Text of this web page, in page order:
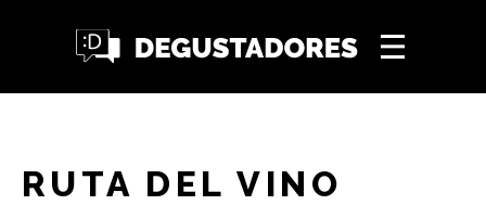
RUTA DEL VINO